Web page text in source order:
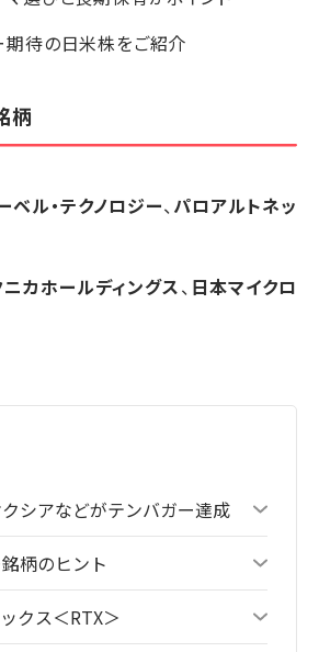
期待の日米株をご紹介
柄
ベル・テクノロジー、パロアルトネッ
カホールディングス、 日本マイクロ
シアなどがテンバガー達成
柄のヒント
クス＜RTX＞